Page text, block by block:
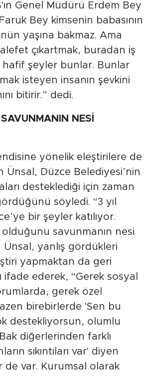
Genel Müdürü Erdem Bey
Bey kimsenin babasının
yaşına bakmaz. Ama
çıkartmak, buradan iş
hafif şeyler bunlar. Bunlar
isteyen insanın şevkini
bitirir.” dedi.
NESİ
yönelik eleştirilere de
Ünsal, Düzce Belediyesi’nin
desteklediği için zaman
söyledi. “3 yıl
bir şeyler katılıyor.
savunmanın nesi
Ünsal, yanlış gördükleri
yapmaktan da geri
ifade ederek, “Gerek sosyal
gerek özel
birebirlerde 'Sen bu
destekliyorsun, olumlu
diğerlerinden farklı
sıkıntıları var' diyen
de var. Kurumsal olarak